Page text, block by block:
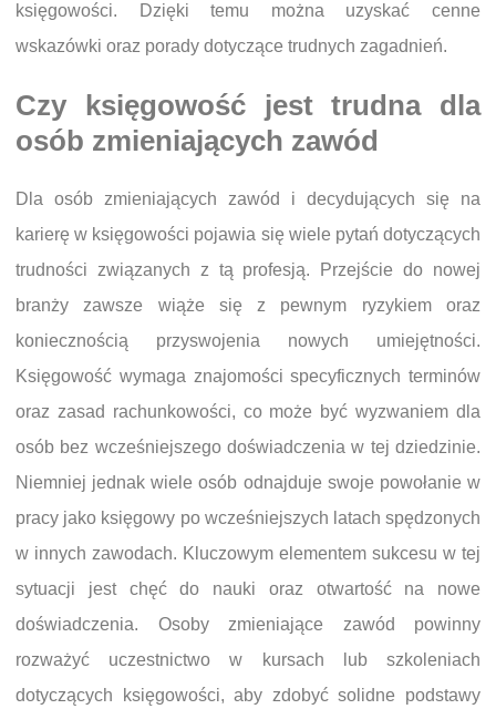
księgowości. Dzięki temu można uzyskać cenne
wskazówki oraz porady dotyczące trudnych zagadnień.
Czy księgowość jest trudna dla
osób zmieniających zawód
Dla osób zmieniających zawód i decydujących się na
karierę w księgowości pojawia się wiele pytań dotyczących
trudności związanych z tą profesją. Przejście do nowej
branży zawsze wiąże się z pewnym ryzykiem oraz
koniecznością przyswojenia nowych umiejętności.
Księgowość wymaga znajomości specyficznych terminów
oraz zasad rachunkowości, co może być wyzwaniem dla
osób bez wcześniejszego doświadczenia w tej dziedzinie.
Niemniej jednak wiele osób odnajduje swoje powołanie w
pracy jako księgowy po wcześniejszych latach spędzonych
w innych zawodach. Kluczowym elementem sukcesu w tej
sytuacji jest chęć do nauki oraz otwartość na nowe
doświadczenia. Osoby zmieniające zawód powinny
rozważyć uczestnictwo w kursach lub szkoleniach
dotyczących księgowości, aby zdobyć solidne podstawy